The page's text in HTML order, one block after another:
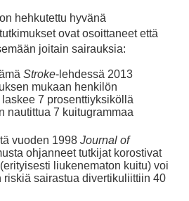
hehkutettu hyvänä
ovat osoittaneet että
joitain sairauksia:
Stroke-lehdessä 2013
mukaan henkilön
7 prosenttiyksiköllä
nautittua 7 kuitugrammaa
vuoden 1998 Journal of
ohjanneet tutkijat korostivat
liukenematon kuitu) voi
riskiä sairastua divertikuliittiin 40